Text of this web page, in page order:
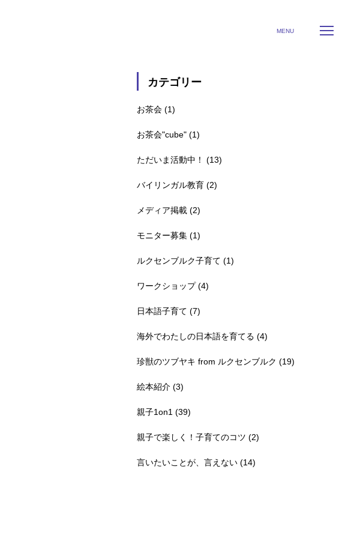
珍獣の日々のツブヤキ
カテゴリー
お茶会 (1)
お茶会"cube" (1)
ただいま活動中！ (13)
バイリンガル教育 (2)
メディア掲載 (2)
モニター募集 (1)
ルクセンブルク子育て (1)
ワークショップ(4)
日本語子育て (7)
海外でわたしの日本語を育てる (4)
珍獣のツブヤキ from ルクセンブルク (19)
絵本紹介 (3)
親子1on1 (39)
親子で楽しく！子育てのコツ (2)
言いたいことが、言えない (14)
MENU